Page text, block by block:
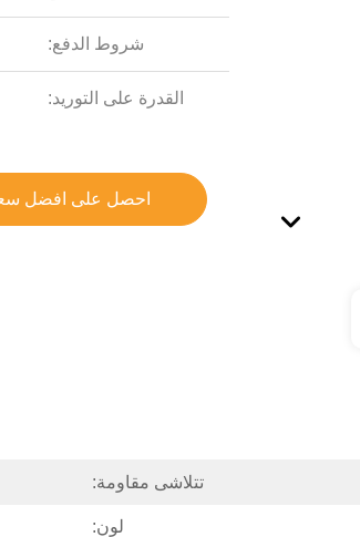
شروط الدفع:
القدرة على التوريد:
احصل على افضل
تتلاشى مقاومة:
لون: